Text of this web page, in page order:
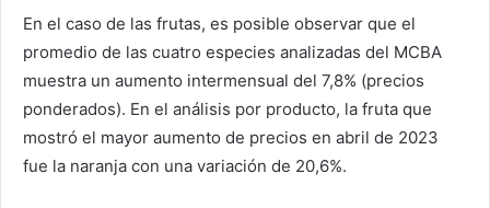
En el caso de las frutas, es posible observar que el
promedio de las cuatro especies analizadas del MCBA
muestra un aumento intermensual del 7,8% (precios
ponderados). En el análisis por producto, la fruta que
mostró el mayor aumento de precios en abril de 2023
fue la naranja con una variación de 20,6%.